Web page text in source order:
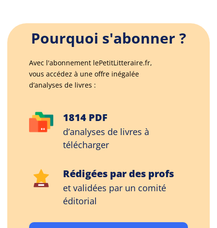
Pourquoi s'abonner ?
Avec l'abonnement lePetitLitteraire.fr,
vous accédez à une offre inégalée
d’analyses de livres :
1814 PDF
d’analyses de livres à
télécharger
Rédigées par des profs
et validées par un comité
éditorial